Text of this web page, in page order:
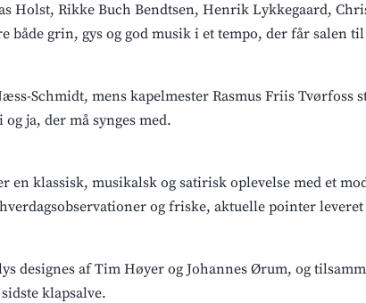
Holst, Rikke Buch Bendtsen, Henrik Lykkegaard,
grin, gys og god musik i et tempo, der får salen
Schmidt, mens kapelmester Rasmus Friis Tvørfoss
ja, der må synges med.
en klassisk, musikalsk og satirisk oplevelse med et
og friske, aktuelle pointer leveret
designes af Tim Høyer og Johannes Ørum, og
klapsalve.